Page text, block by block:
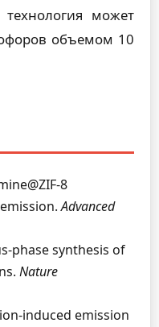
может
объемом 10
8
Advanced
phase synthesis of
Nature
induced emission